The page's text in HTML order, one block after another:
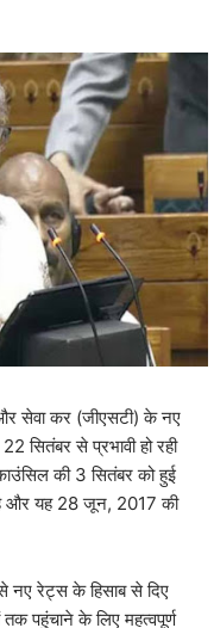
सेवा कर (जीएसटी) के नए
सितंबर से प्रभावी हो रही
की 3 सितंबर को हुई
और यह 28 जून, 2017 की
नए रेट्स के हिसाब से दिए
पहुंचाने के लिए महत्वपूर्ण